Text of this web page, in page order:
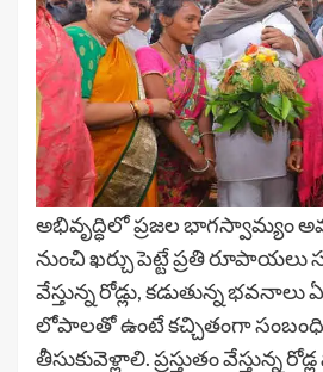
అభివృద్ధిలో ప్రజల భాగస్వామ్యం
నుంచి ఖర్చు పెట్టే ప్రతి
వేస్తున్న రోడ్లు, కడుతున్న
లోపాలతో ఉంటే కచ్చితంగా
తీసుకువెళ్లాలి. ప్రస్తుతం